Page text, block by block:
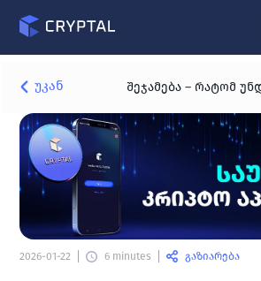
უკან
2026-01-22 6 minutes გაზიარება